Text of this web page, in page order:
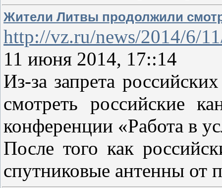
Жители Литвы продолжили
http://vz.ru/news/2014/6/
11 июня 2014, 17::14
Из-за запрета
смотреть российские
конференции «Работа в
После того как
спутниковые антенны от